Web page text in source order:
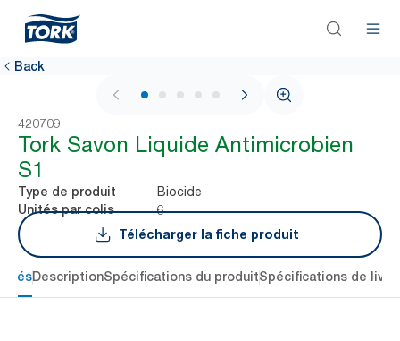
Back
1 / 6
420709
Tork Savon Liquide Antimicrobien
S1
Type de produit Biocide
Unités par colis
6
Télécharger la fiche produit
clésDescriptionSpécifications du produitSpécifications de